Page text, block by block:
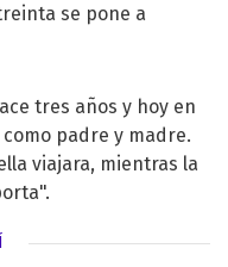
se pone a
tres años y hoy en
padre y madre.
viajara, mientras la